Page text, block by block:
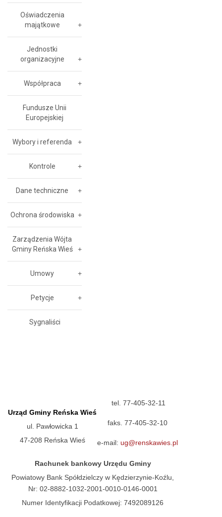
Oświadczenia
majątkowe
Jednostki
organizacyjne
Współpraca
Fundusze Unii
Europejskiej
Wybory i referenda
Kontrole
Dane techniczne
Ochrona środowiska
Zarządzenia Wójta
Gminy Reńska Wieś
Umowy
Petycje
Sygnaliści
Urząd Gminy Reńska Wieś
ul. Pawłowicka 1
47-208 Reńska Wieś
tel. 77-405-32-11
faks. 77-405-32-10
e-mail: ug@renskawies.pl
Rachunek bankowy Urzędu Gminy
Powiatowy Bank Spółdzielczy w Kędzierzynie-Koźlu,
Nr: 02-8882-1032-2001-0010-0146-0001
Numer Identyfikacji Podatkowej: 7492089126